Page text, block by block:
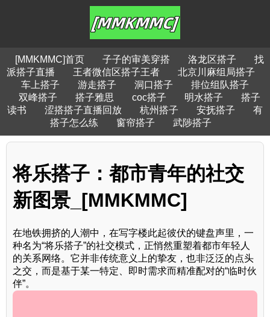
[MMKMMC]首页 子子的审美穿搭 洛龙区搭子
找
派搭子直播
王者微信区搭子王者
北京川麻组局搭子
车上搭子
游走搭子 洞口搭子
排位组队搭子
双峰搭子
搭子雅思 coc搭子 明水搭子
搭子
读书
涩搭搭子直播回放 杭州搭子 安抚搭子
有
搭子怎么练
窗帘搭子 武陟搭子
将乐搭子：都市青年的社交
新图景_[MMKMMC]
在地铁拥挤的人潮中，在写字楼此起彼伏的键盘声里，一
种名为“将乐搭子”的社交模式，正悄然重塑着都市年轻人
的关系网络。它并非传统意义上的挚友，也非泛泛的点头
之交，而是基于某一特定、即时需求而精准配对的“临时伙
伴”。